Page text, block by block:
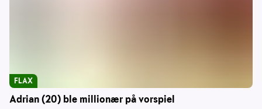
Adrian (20) ble millionær på vorspiel
FLAX